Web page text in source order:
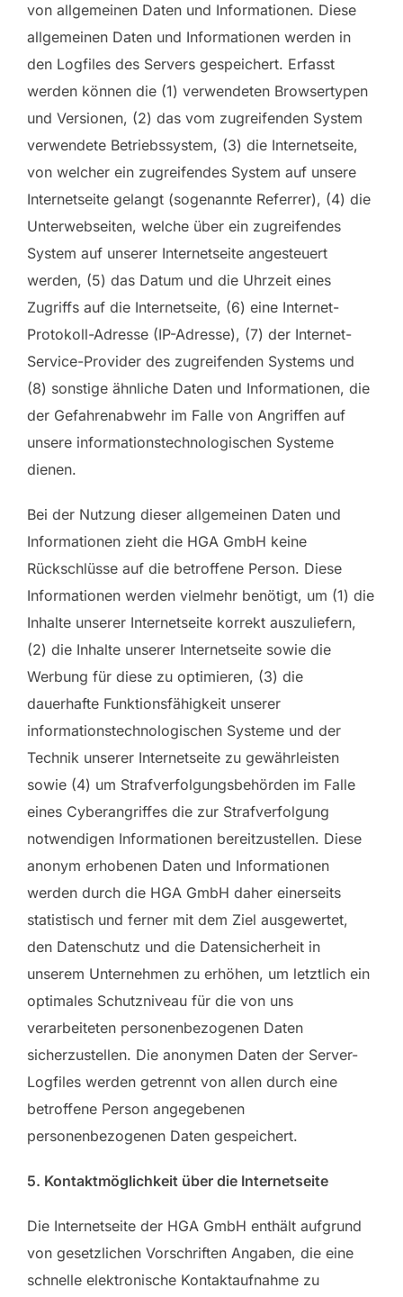
von allgemeinen Daten und Informationen. Diese
allgemeinen Daten und Informationen werden in
den Logfiles des Servers gespeichert. Erfasst
werden können die (1) verwendeten Browsertypen
und Versionen, (2) das vom zugreifenden System
verwendete Betriebssystem, (3) die Internetseite,
von welcher ein zugreifendes System auf unsere
Internetseite gelangt (sogenannte Referrer), (4) die
Unterwebseiten, welche über ein zugreifendes
System auf unserer Internetseite angesteuert
werden, (5) das Datum und die Uhrzeit eines
Zugriffs auf die Internetseite, (6) eine Internet-
Protokoll-Adresse (IP-Adresse), (7) der Internet-
Service-Provider des zugreifenden Systems und
(8) sonstige ähnliche Daten und Informationen, die
der Gefahrenabwehr im Falle von Angriffen auf
unsere informationstechnologischen Systeme
dienen.
Bei der Nutzung dieser allgemeinen Daten und
Informationen zieht die HGA GmbH keine
Rückschlüsse auf die betroffene Person. Diese
Informationen werden vielmehr benötigt, um (1) die
Inhalte unserer Internetseite korrekt auszuliefern,
(2) die Inhalte unserer Internetseite sowie die
Werbung für diese zu optimieren, (3) die
dauerhafte Funktionsfähigkeit unserer
informationstechnologischen Systeme und der
Technik unserer Internetseite zu gewährleisten
sowie (4) um Strafverfolgungsbehörden im Falle
eines Cyberangriffes die zur Strafverfolgung
notwendigen Informationen bereitzustellen. Diese
anonym erhobenen Daten und Informationen
werden durch die HGA GmbH daher einerseits
statistisch und ferner mit dem Ziel ausgewertet,
den Datenschutz und die Datensicherheit in
unserem Unternehmen zu erhöhen, um letztlich ein
optimales Schutzniveau für die von uns
verarbeiteten personenbezogenen Daten
sicherzustellen. Die anonymen Daten der Server-
Logfiles werden getrennt von allen durch eine
betroffene Person angegebenen
personenbezogenen Daten gespeichert.
5. Kontaktmöglichkeit über die Internetseite
Die Internetseite der HGA GmbH enthält aufgrund
von gesetzlichen Vorschriften Angaben, die eine
schnelle elektronische Kontaktaufnahme zu